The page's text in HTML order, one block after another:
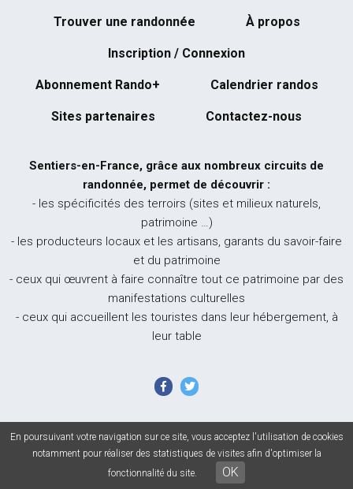
Trouver une randonnée À propos
Inscription / Connexion
Abonnement Rando+ Calendrier randos
Sites partenaires Contactez-nous
Sentiers-en-France, grâce aux nombreux circuits de
randonnée, permet de découvrir :
- les spécificités des terroirs (sites et milieux naturels,
patrimoine …)
- les producteurs locaux et les artisans, garants du savoir-faire
et du patrimoine
- ceux qui œuvrent à faire connaître tout ce patrimoine par des
manifestations culturelles
- ceux qui accueillent les touristes dans leur hébergement, à
leur table
© 2026 Sentiers en France - Tous droits réservés - Photos non
contractuelles -
Mentions légales-CGU
En poursuivant votre navigation sur ce site, vous acceptez l'utilisation de cookies
notamment pour réaliser des statistiques de visites afin d'optimiser la
fonctionnalité du site.
OK